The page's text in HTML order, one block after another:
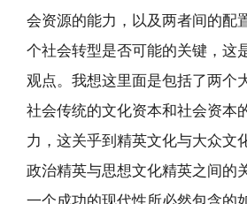
会资源的能力，以及两者间的配
个社会转型是否可能的关键，这
观点。我想这里面是包括了两个
社会传统的文化资本和社会资本
力，这关乎到精英文化与大众文
政治精英与思想文化精英之间的
一个成功的现代性所必然包含的